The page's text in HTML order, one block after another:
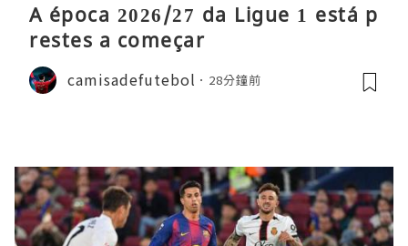
A época 2026/27 da Ligue 1 está p
restes a começar
camisadefutebol 28分鐘前